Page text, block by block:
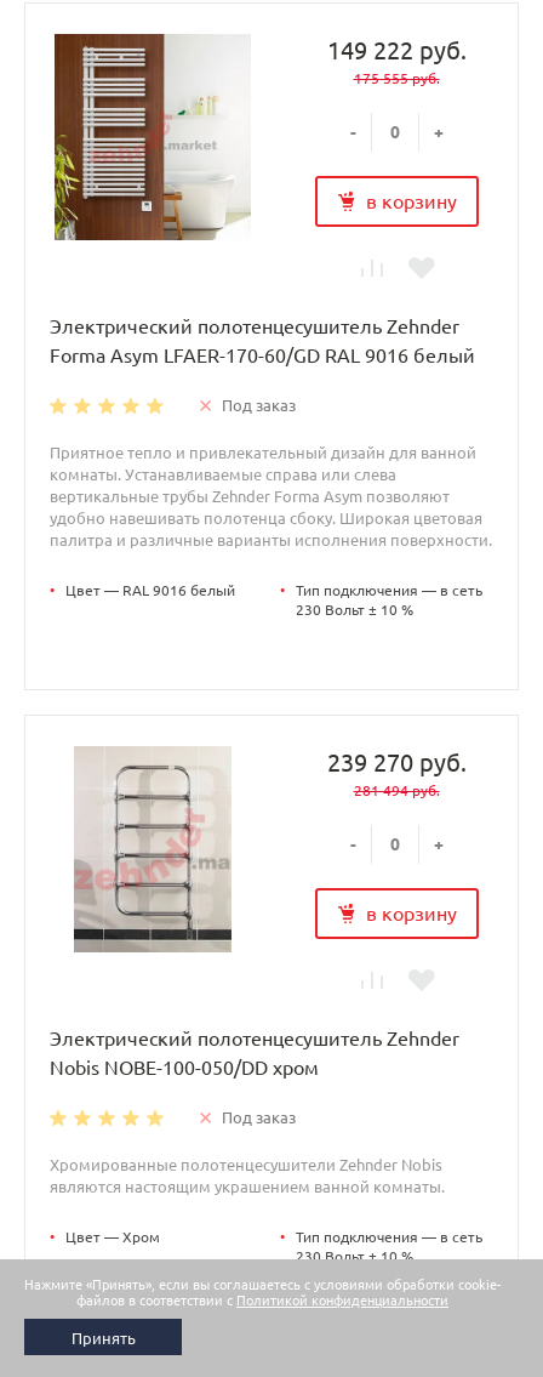
Нажмите «Принять», если вы соглашаетесь с условиями обработки cookie-
файлов в соответствии с Политикой конфиденциальности
Принять
149 222 руб.
175 555 руб.
- +
в корзину
Электрический полотенцесушитель Zehnder
Forma Asym LFAER-170-60/GD RAL 9016 белый
Под заказ
Приятное тепло и привлекательный дизайн для ванной
комнаты. Устанавливаемые справа или слева
вертикальные трубы Zehnder Forma Asym позволяют
удобно навешивать полотенца сбоку. Широкая цветовая
палитра и различные варианты исполнения поверхности.
• Цвет — RAL 9016 белый •
Тип подключения — в сеть
230 Вольт ± 10 %
239 270 руб.
281 494 руб.
- +
в корзину
Электрический полотенцесушитель Zehnder
Nobis NOBE-100-050/DD хром
Под заказ
Хромированные полотенцесушители Zehnder Nobis
являются настоящим украшением ванной комнаты.
• Цвет — Хром •
Тип подключения — в сеть
230 Вольт ± 10 %